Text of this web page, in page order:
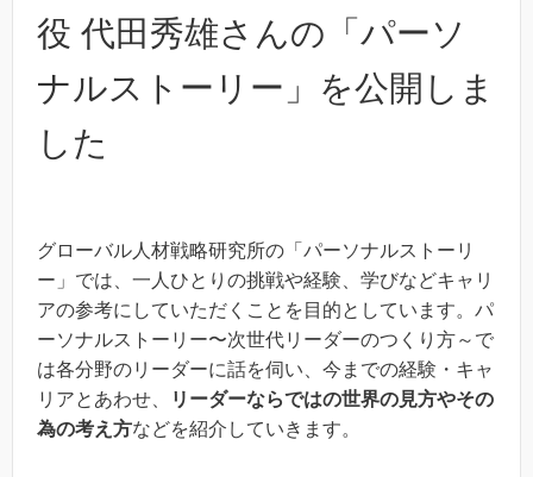
役 代田秀雄さんの「パーソ
ナルストーリー」を公開しま
した
グローバル人材戦略研究所の「パーソナルストーリ
ー」では、一人ひとりの挑戦や経験、学びなどキャリ
アの参考にしていただくことを目的としています。パ
ーソナルストーリー〜次世代リーダーのつくり方～で
は各分野のリーダーに話を伺い、今までの経験・キャ
リアとあわせ、
リーダーならではの世界の見方やその
為の考え方などを紹介していきます。